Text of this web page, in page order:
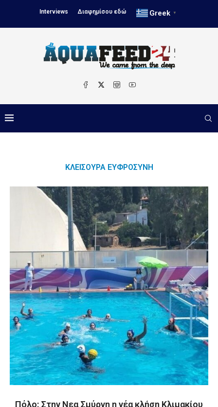
Interviews Διαφημίσου εδώ Greek ▼
ΚΛΕΙΣΟΎΡΑ ΕΥΦΡΟΣΎΝΗ
Πόλο: Στην Νεα Σμύρνη η νέα κλήση Κλιμακίου